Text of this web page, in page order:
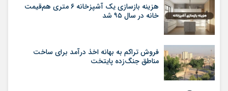
هزینه بازسازی یک آشپزخانه ۶ متری هم‌قیمت
خانه در سال ۹۵ شد
فروش تراکم به بهانه اخذ درآمد برای ساخت
مناطق جنگ‌زده پایتخت